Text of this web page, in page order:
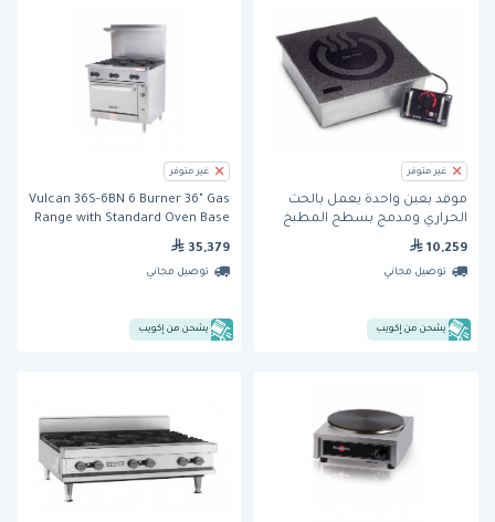
غير متوفر
موقد بعين واحدة يعمل بالحث
الحراري ومدمج بسطح المطبخ
10,259
توصيل مجاني
يشحن من إكويب
غير متوفر
Vulcan 36S-6BN 6 Burner 36" Gas
Range with Standard Oven Base
35,379
توصيل مجاني
يشحن من إكويب